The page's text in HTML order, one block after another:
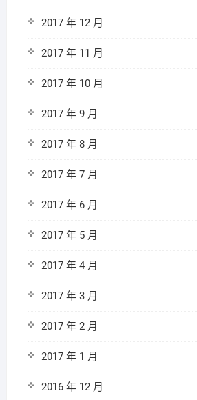
2017 年 12 月
2017 年 11 月
2017 年 10 月
2017 年 9 月
2017 年 8 月
2017 年 7 月
2017 年 6 月
2017 年 5 月
2017 年 4 月
2017 年 3 月
2017 年 2 月
2017 年 1 月
2016 年 12 月